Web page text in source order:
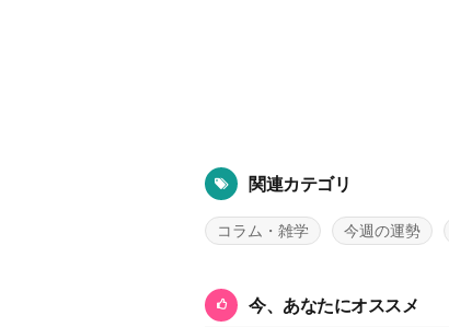
関連カテゴリ
コラム・雑学 今週の運勢
今、あなたにオススメ